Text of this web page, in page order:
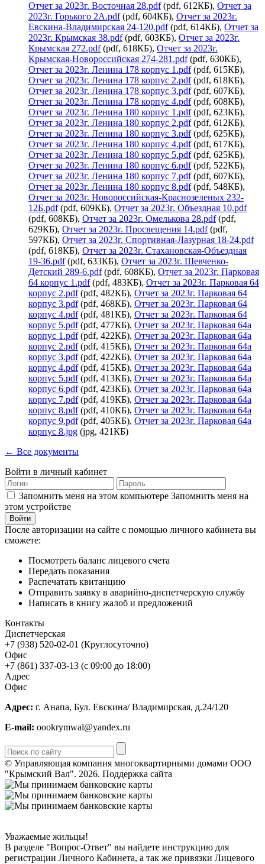
Отчет за 2023г. Восточная 28.pdf(pdf, 612КБ), Отчет за
2023г. Горького 2А.pdf(pdf, 604КБ), Отчет за 2023г.
Евскина-Владимирская 24-120.pdf(pdf, 614КБ), Отчет за
2023г. Крымская 38.pdf(pdf, 603КБ), Отчет за 2023г.
Крымская 272.pdf(pdf, 618КБ), Отчет за 2023г.
Крымская-Новороссийская 274-281.pdf(pdf, 630КБ),
Отчет за 2023г. Ленина 178 корпус 1.pdf(pdf, 615КБ),
Отчет за 2023г. Ленина 178 корпус 2.pdf(pdf, 618КБ),
Отчет за 2023г. Ленина 178 корпус 3.pdf(pdf, 607КБ),
Отчет за 2023г. Ленина 178 корпус 4.pdf(pdf, 608КБ),
Отчет за 2023г. Ленина 180 корпус 1.pdf(pdf, 623КБ),
Отчет за 2023г. Ленина 180 корпус 2.pdf(pdf, 612КБ),
Отчет за 2023г. Ленина 180 корпус 3.pdf(pdf, 625КБ),
Отчет за 2023г. Ленина 180 корпус 4.pdf(pdf, 617КБ),
Отчет за 2023г. Ленина 180 корпус 5.pdf(pdf, 625КБ),
Отчет за 2023г. Ленина 180 корпус 6.pdf(pdf, 522КБ),
Отчет за 2023г. Ленина 180 корпус 7.pdf(pdf, 607КБ),
Отчет за 2023г. Ленина 180 корпус 8.pdf(pdf, 548КБ),
Отчет за 2023г. Новороссийская-Краснозеленых 232-
12Б.pdf(pdf, 609КБ), Отчет за 2023г. Объездная 10.pdf
(pdf, 608КБ), Отчет за 2023г. Омелькова 28.pdf(pdf,
629КБ), Отчет за 2023г. Просвещения 14.pdf(pdf,
597КБ), Отчет за 2023г. Спортивная-Лазурная 18-24.pdf
(pdf, 618КБ), Отчет за 2023г. Стахановская-Объездная
19-36.pdf(pdf, 633КБ), Отчет за 2023г. Шевченко-
Детский 289-6.pdf(pdf, 608КБ), Отчет за 2023г. Парковая
64 корпус 1.pdf(pdf, 483КБ), Отчет за 2023г. Парковая 64
корпус 2.pdf(pdf, 482КБ), Отчет за 2023г. Парковая 64
корпус 3.pdf(pdf, 468КБ), Отчет за 2023г. Парковая 64
корпус 4.pdf(pdf, 481КБ), Отчет за 2023г. Парковая 64
корпус 5.pdf(pdf, 477КБ), Отчет за 2023г. Парковая 64а
корпус 1.pdf(pdf, 422КБ), Отчет за 2023г. Парковая 64а
корпус 2.pdf(pdf, 415КБ), Отчет за 2023г. Парковая 64а
корпус 3.pdf(pdf, 422КБ), Отчет за 2023г. Парковая 64а
корпус 4.pdf(pdf, 415КБ), Отчет за 2023г. Парковая 64а
корпус 5.pdf(pdf, 413КБ), Отчет за 2023г. Парковая 64а
корпус 6.pdf(pdf, 423КБ), Отчет за 2023г. Парковая 64а
корпус 7.pdf(pdf, 419КБ), Отчет за 2023г. Парковая 64а
корпус 8.pdf(pdf, 410КБ), Отчет за 2023г. Парковая 64а
корпус 9.pdf(pdf, 405КБ), Отчет за 2023г. Парковая 64а
корпус 8.jpg (jpg, 421КБ)
← Все документы
Войти в личный кабинет
Запомнить меня на этом компьютере Запомнить меня на
этом устройстве
После авторизации на сайте с помощью личного кабинета вы
сможете:
Посмотреть баланс лицевого счета
Передать показания
Распечатать квитанцию
Отправить заявку в аварийно-диспетчерскую службу
Написать в книгу жалоб и предложений
Контакты
Диспетчерская
+7 (938) 520-02-01 (Круглосуточно)
Офис
+7 (861) 337-03-13 (с 09:00 до 18:00)
Адрес
Офис
Адрес: г. Анапа, Бул. Евскина/ Владимирская, д.24/120
E-mail: oookrymwal@yandex.ru
© Управляющая компания многоквартирными домами ООО
"Крымский Вал". 2026. Поддержка сайта
Уважаемые жильцы!
В разделе "Вопрос-Ответ" вы найдете инструкцию для
регистрации Личного Кабинета, а так же привязки Лицевого